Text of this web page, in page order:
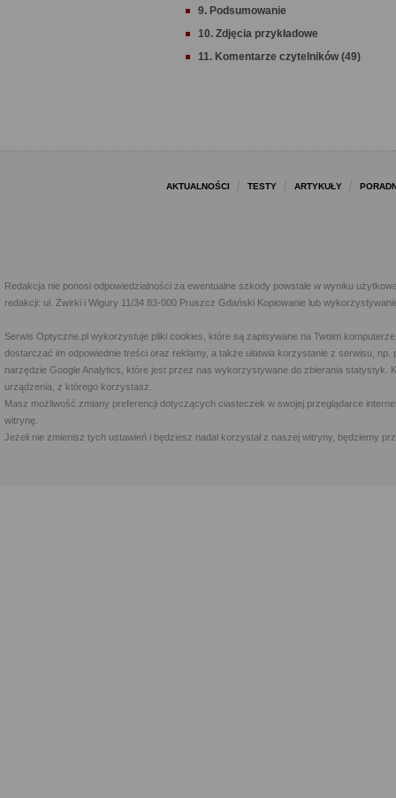
9. Podsumowanie
10. Zdjęcia przykładowe
11. Komentarze czytelników (49)
AKTUALNOŚCI TESTY ARTYKUŁY
Redakcja nie ponosi odpowiedzialności za ewentualne szkody powstałe w wyniku
redakcji: ul. Żwirki i Wigury 11/34 83-000 Pruszcz Gdański Kopiowanie lub
Serwis Optyczne.pl wykorzystuje pliki cookies, które są zapisywane na Twoim
dostarczać im odpowiednie treści oraz reklamy, a także ułatwia korzystanie z serwisu,
narzędzie Google Analytics, które jest przez nas wykorzystywane do zbierania statystyk.
urządzenia, z którego korzystasz.
Masz możliwość zmiany preferencji dotyczących ciasteczek w swojej przeglądarce
witrynę.
Jeżeli nie zmienisz tych ustawień i będziesz nadal korzystał z naszej witryny, będziemy